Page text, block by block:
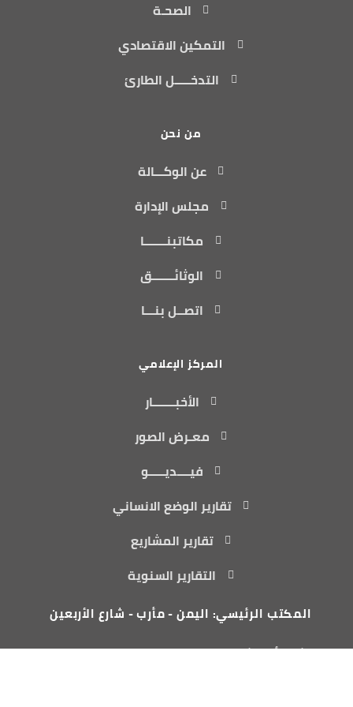
الصحـة
التمكين الاقتصادي
التدخـــــل الطارئ
من نحن
عن الوكـــالة
مجلس الإدارة
مكاتبنـــــــا
الوثائـــــــق
اتصــل بنـــا
المركز الإعلامي
الأخبـــــــار
معـرض الصور
فيــــديـــــو
تقارير الوضع الانساني
تقارير المشاريع
التقارير السنوية
المكتب الرئيسي: اليمن - مأرب - شارع الأربعين
مكتب أمريكا: 3501 Abelia Drive, Wylie, TX 75098